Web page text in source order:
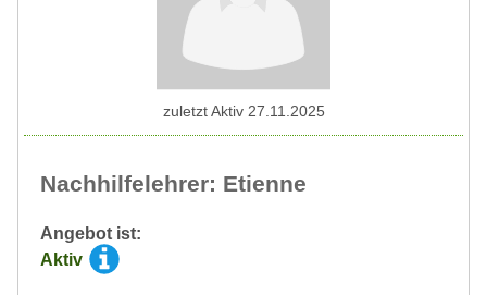
Nachhilfelehrer: Etienne
Angebot ist:
Aktiv
zuletzt Aktiv 27.11.2025